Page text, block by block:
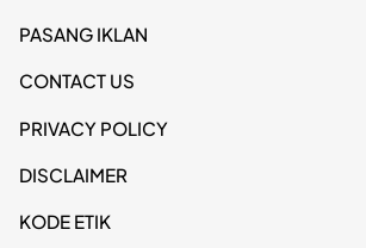
PASANG IKLAN
CONTACT US
PRIVACY POLICY
DISCLAIMER
KODE ETIK